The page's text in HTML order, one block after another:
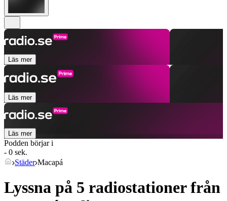
Läs mer
Läs mer
Läs mer
Podden börjar i
- 0 sek.
Städer Macapá
Lyssna på 5 radiostationer från